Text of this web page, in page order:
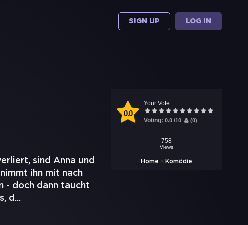
SIGN UP LOG IN
0.0
Your Vote:
Voting: 0.0 /10 (0)
758
Views
Home > Komödie
sind Anna und
ihn mit nach
- doch dann taucht
d ...